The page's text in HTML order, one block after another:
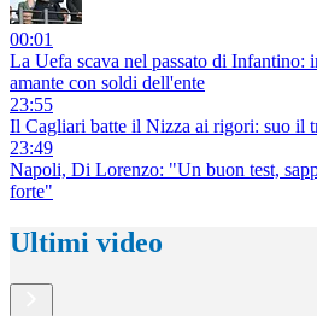
00:01
La Uefa scava nel passato di Infantino:
amante con soldi dell'ente
23:55
Il Cagliari batte il Nizza ai rigori: suo il
23:49
Napoli, Di Lorenzo: "Un buon test,
forte"
Ultimi video